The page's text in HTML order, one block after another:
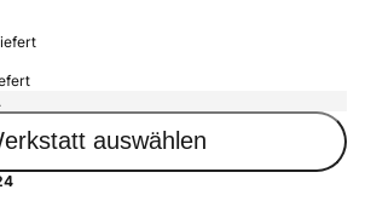
auswählen